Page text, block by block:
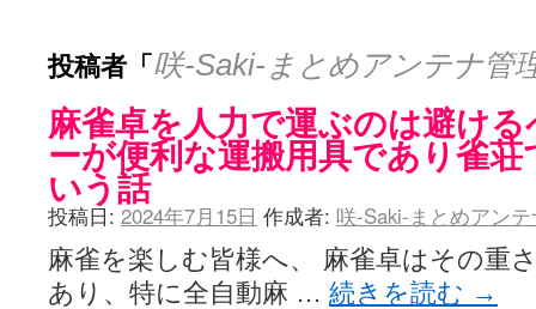
咲クラ女子 - 咲-Saki- / 姫松の上重漫ちゃんと演じている伊達朱里紗さ
咲ミダレ - 咲-saki- / MJ第14回咲CUP 咲なま他
(11:53)
はやりの如く☆ - 咲-saki- / 悪いこと【SS】 (06:42)
麻雀雑記あれこれ - 咲 -Saki- / 咲-Saki-キャラが台湾麻雀を打ったらど
またの名を咲ブログ - 咲-Saki- / 男体化すると聞いての落書き
あっちが変 / あっちが変
BBKN BLOG / トップページ（サイトマップ） (15:00)
あにてつ！ / 千里山に行ってきました（2017年09月）
さくやこのはな - 咲 -saki- / 末の千里のために(咲さんが和ちゃんを招
凡人の私 / ステルス坂こと咲-Saki-5巻表紙の舞台を発見しました
投稿者「咲-Saki-まとめアンテナ管
麻雀卓を人力で運ぶのは避け
ーが便利な運搬用具であり雀
いう話
投稿日: 2024年7月15日 作成者: 咲-Saki-まとめアン
麻雀を楽しむ皆様へ、 麻雀卓はその重
あり、特に全自動麻 … 続きを読む →